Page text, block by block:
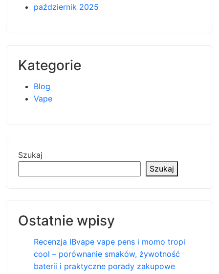
październik 2025
Kategorie
Blog
Vape
Szukaj
Szukaj
Ostatnie wpisy
Recenzja IBvape vape pens i momo tropi
cool – porównanie smaków, żywotność
baterii i praktyczne porady zakupowe